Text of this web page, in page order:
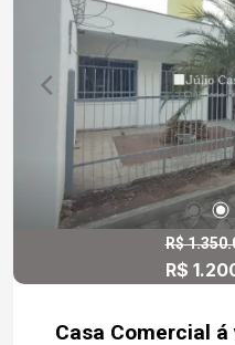
R$
R$
Casa Comercial